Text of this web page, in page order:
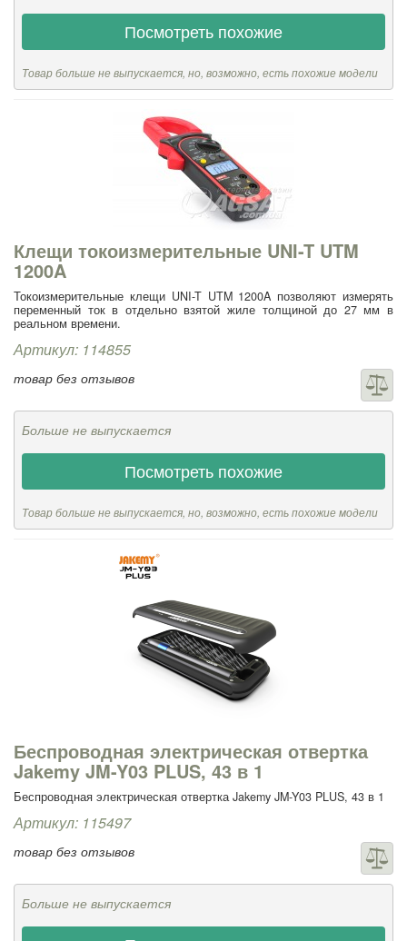
Посмотреть похожие
Товар больше не выпускается, но, возможно, есть похожие модели
Клещи токоизмерительные UNI-T UTM
1200A
Токоизмерительные клещи UNI-T UTM 1200A позволяют измерять
переменный ток в отдельно взятой жиле толщиной до 27 мм в
реальном времени.
Артикул: 114855
товар без отзывов
Больше не выпускается
Посмотреть похожие
Товар больше не выпускается, но, возможно, есть похожие модели
Беспроводная электрическая отвертка
Jakemy JM-Y03 PLUS, 43 в 1
Беспроводная электрическая отвертка Jakemy JM-Y03 PLUS, 43 в 1
Артикул: 115497
товар без отзывов
Больше не выпускается